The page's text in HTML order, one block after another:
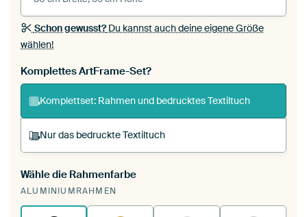
Schon gewusst?Du kannst auch deine eigene Größe
wählen!
Komplettes ArtFrame-Set?
Komplettset: Rahmen und bedrucktes Textiltuch
Nur das bedruckte Textiltuch
Du spannst einen wechselbaren Textiltuch in
deinen vorhandenen ArtFrame™.
funktioniert es.
Wähle die Rahmenfarbe
ALUMINIUMRAHMEN